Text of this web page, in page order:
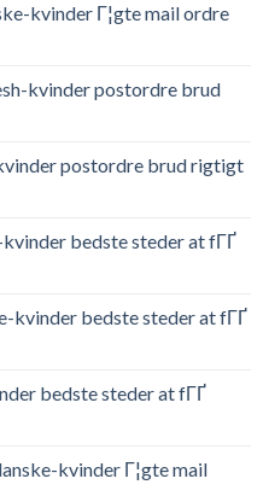
kvinder Г¦gte mail ordre
kvinder postordre brud
postordre brud rigtigt
bedste steder at fГҐ
kvinder bedste steder at fГҐ
bedste steder at fГҐ
kvinder Г¦gte mail